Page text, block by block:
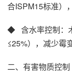
合ISPM15标准）
◆ 含水率控制‌：
≤25%），减少霉
二、有害物质控制